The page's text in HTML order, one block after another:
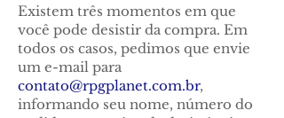
Existem três momentos em que
você pode desistir da compra. Em
todos os casos, pedimos que envie
um e-mail para
contato@rpgplanet.com.br,
informando seu nome, número do